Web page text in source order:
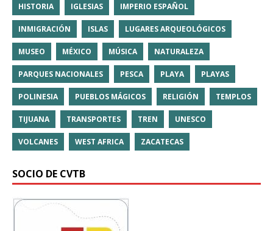
HISTORIA IGLESIAS IMPERIO ESPAÑOL
INMIGRACIÓN ISLAS LUGARES ARQUEOLÓGICOS
MUSEO MÉXICO MÚSICA NATURALEZA
PARQUES NACIONALES PESCA PLAYA PLAYAS
POLINESIA PUEBLOS MÁGICOS RELIGIÓN TEMPLOS
TIJUANA TRANSPORTES TREN UNESCO
VOLCANES WEST AFRICA ZACATECAS
SOCIO DE CVTB